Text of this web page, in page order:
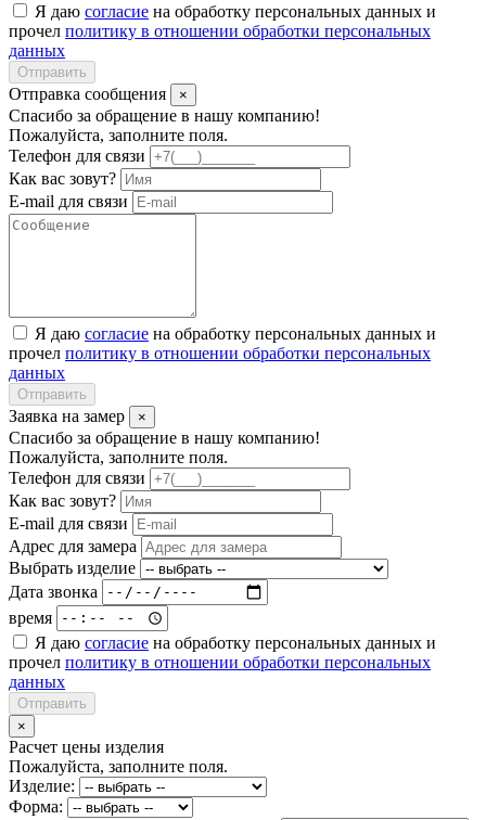
Я даю согласие на обработку персональных данных и
прочел политику в отношении обработки персональных
данных
Отправить
Отправка сообщения ×
Спасибо за обращение в нашу компанию!
Пожалуйста, заполните поля.
Телефон для связи
Как вас зовут?
E-mail для связи
Я даю согласие на обработку персональных данных и
прочел политику в отношении обработки персональных
данных
Отправить
Заявка на замер ×
Спасибо за обращение в нашу компанию!
Пожалуйста, заполните поля.
Телефон для связи
Как вас зовут?
E-mail для связи
Адрес для замера
Выбрать изделие
Дата звонка
время
Я даю согласие на обработку персональных данных и
прочел политику в отношении обработки персональных
данных
Отправить
×
Расчет цены изделия
Пожалуйста, заполните поля.
Изделие:
Форма: